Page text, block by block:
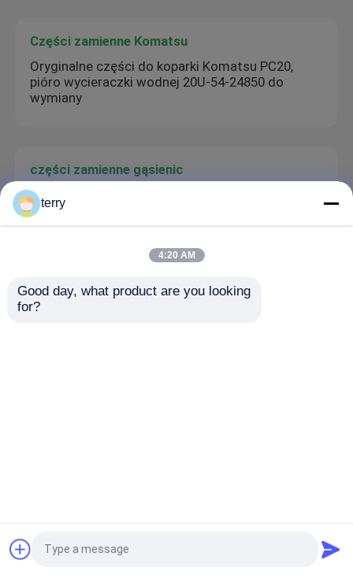
Części zamienne Komatsu
Oryginalne części do koparki Komatsu PC20,
pióro wycieraczki wodnej 20U-54-24850 do
wymiany
części zamienne gąsienic
Hydrauliczne urządzenie do regulacji pompy
5319885 5679721 Oryginalny model koparki
Caterpillar 323GX
Części zamienne Hitachi
WG2229240138 Filtr przesyłowy dla części pomp
terry
4:20 AM
Good day, what product are you looking
for?